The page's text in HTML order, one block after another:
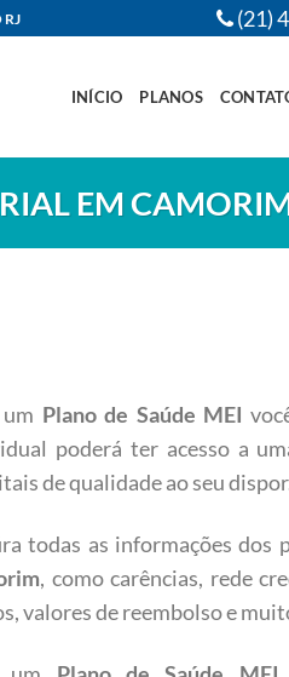
RJ (21)
INÍCIO PLANOS
EM
Plano de Saúde MEI
poderá ter acesso a
de qualidade ao seu
todas as informações dos
, como carências, rede
valores de reembolso e